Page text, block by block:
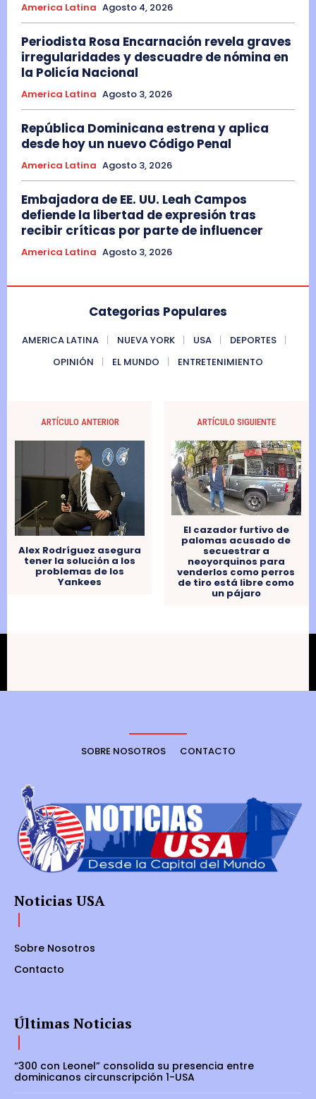
America Latina Agosto 4, 2026
Periodista Rosa Encarnación revela graves
irregularidades y descuadre de nómina en
la Policía Nacional
America Latina Agosto 3, 2026
República Dominicana estrena y aplica
desde hoy un nuevo Código Penal
America Latina Agosto 3, 2026
Embajadora de EE. UU. Leah Campos
defiende la libertad de expresión tras
recibir críticas por parte de influencer
America Latina Agosto 3, 2026
Categorias Populares
AMERICA LATINA NUEVA YORK USA
DEPORTES
OPINIÓN
EL MUNDO ENTRETENIMIENTO
ARTÍCULO ANTERIOR
Alex Rodríguez asegura
tener la solución a los
problemas de los
Yankees
ARTÍCULO SIGUIENTE
El cazador furtivo de
palomas acusado de
secuestrar a
neoyorquinos para
venderlos como perros
de tiro está libre como
un pájaro
SOBRE NOSOTROS CONTACTO
Noticias USA
Sobre Nosotros
Contacto
Últimas Noticias
“300 con Leonel” consolida su presencia entre
dominicanos circunscripción 1-USA